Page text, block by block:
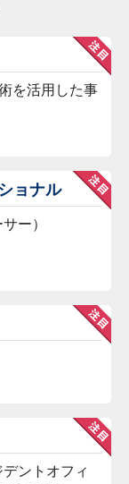
を活用した事
ョナル
ー）
ントオフィ